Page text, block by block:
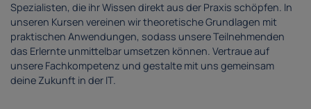
Spezialisten, die ihr Wissen direkt aus der Praxis schöpfen. In
unseren Kursen vereinen wir theoretische Grundlagen mit
praktischen Anwendungen, sodass unsere Teilnehmenden
das Erlernte unmittelbar umsetzen können. Vertraue auf
unsere Fachkompetenz und gestalte mit uns gemeinsam
deine Zukunft in der IT.